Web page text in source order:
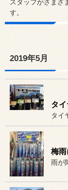
スタッフがさまざ
す。
2019年5月
タイ
梅雨
雨が